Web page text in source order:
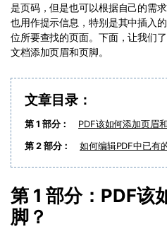
客服热线：
万兴PDF 安卓版
万兴PDF iOS版
万兴PDF SDK
申请试用
PDF转换器
PDF加密
PDF批量工具
PDF表格
经销商招募
用户指南
常见问题
产品信息
更新日志
下载中心
产品资讯
01.热门软件
02.转换PDF
登录
是页码，但是也可以根据自己的需
也用作提示信息，特别是其中插入
位所要查找的页面。下面，让我们
文档添加页眉和页脚。
文章目录：
第 1 部分： PDF该如何添加页眉
第 2 部分： 如何编辑PDF中已有
第 1 部分：PDF该
脚？